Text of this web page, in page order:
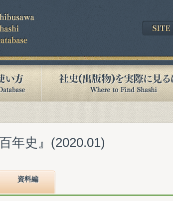
年史』(2020.01)
資料編